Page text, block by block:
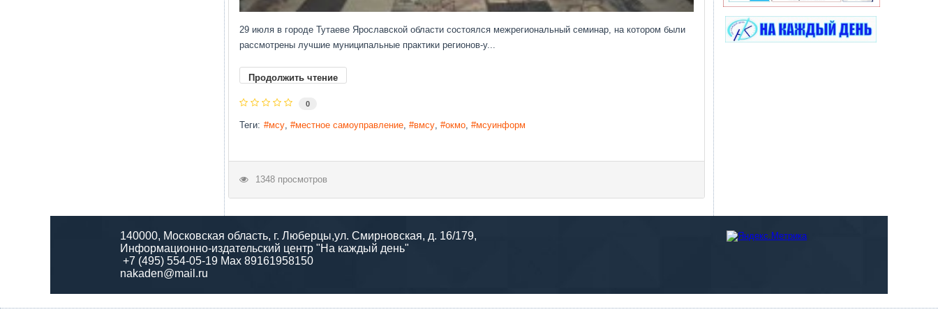
29 и­юля в го­роде Тута­еве Ярос­лав­ской об­ласти сос­то­ял­ся меж­ре­ги­ональ­ный се­минар, на ко­тором бы­ли
рас­смот­ре­ны луч­шие му­ници­паль­ные прак­ти­ки ре­ги­онов-у...
Продолжить чтение
0
Теги: мсу местное самоуправление вмсу окмо мсуинформ
1348 просмотров
140000, Московская область, г. Люберцы,ул. Смирновская, д. 16/179,
Информационно-издательский центр "На каждый день"
+7 (495) 554-05-19 Max 89161958150
nakaden@mail.ru